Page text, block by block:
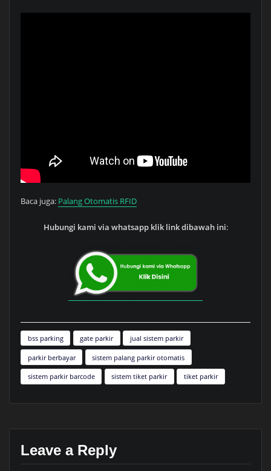
Baca juga: Palang Otomatis RFID
Hubungi kami via whatsapp klik link dibawah ini:
bss parking gate parkir jual sistem parkir
parkir berbayar sistem palang parkir otomatis
sistem parkir barcode sistem tiket parkir tiket parkir
Leave a Reply